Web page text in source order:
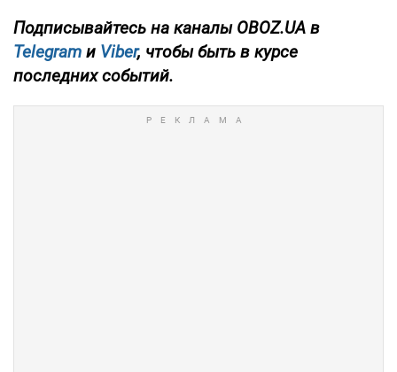
Подписывайтесь на каналы OBOZ.UA в
Telegram и Viber, чтобы быть в курсе
последних событий.